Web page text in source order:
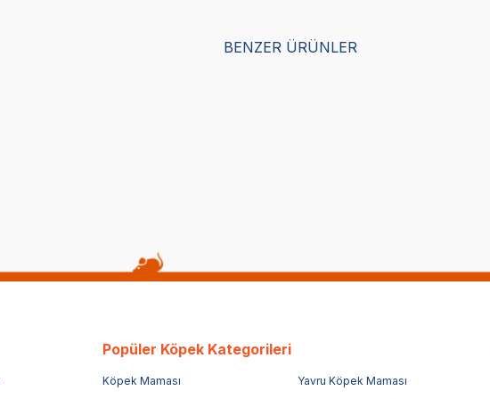
BENZER ÜRÜNLER
Popüler Köpek Kategorileri
Köpek Maması Yavru Köpek Maması